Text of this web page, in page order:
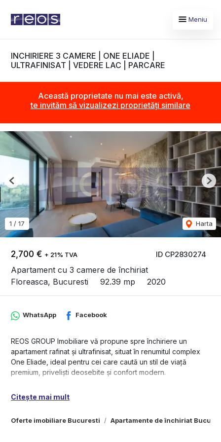
Meniu
INCHIRIERE 3 CAMERE | ONE ELIADE |
ULTRAFINISAT | VEDERE LAC | PARCARE
Această proprietate nu mai este activă,
te invităm să vizualizezi proprietăți similare
ID CP2830274
2,700 € + 21% TVA
Apartament cu 3 camere de închiriat
Floreasca, Bucuresti
92.39 mp 2020
1 / 17 Harta
Previous
Oferte imobiliare Bucuresti Apartamente de închiriat
WhatsApp Facebook
REOS GROUP Imobiliare vă propune spre închiriere un
apartament rafinat și ultrafinisat, situat în renumitul complex
One Eliade, ideal pentru cei care caută un stil de viață
premium, priveliști deosebite și confort modern.
One Eliade este unul dintre cele mai apreciate ansambluri
rezidențiale și o clădire de birouri. La parter se regăsesc
Citește mai mult